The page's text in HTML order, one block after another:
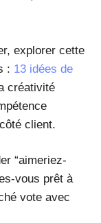
explorer cette
: 13 idées de
créativité
client.
“aimeriez-
vous prêt à
vote avec